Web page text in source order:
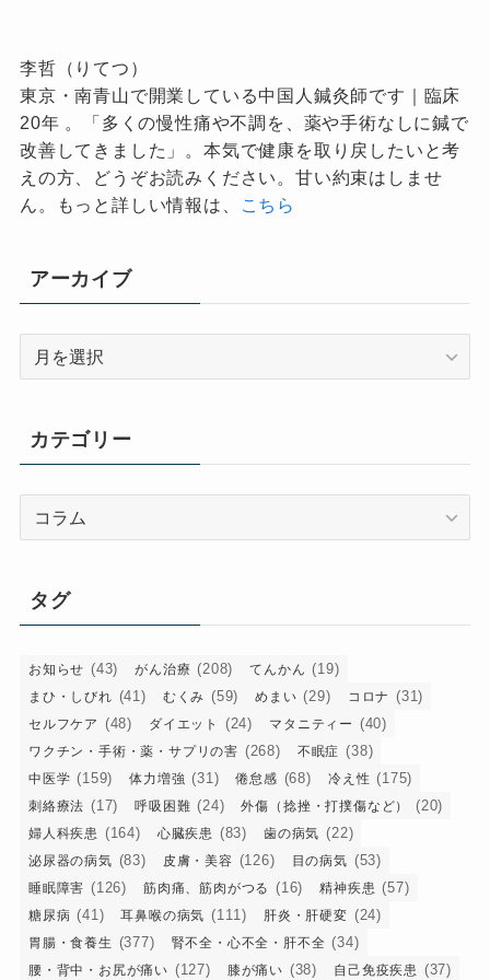
李哲（りてつ）
東京・南青山で開業している中国人鍼灸師です｜臨床
20年 。「多くの慢性痛や不調を、薬や手術なしに鍼で
改善してきました」。本気で健康を取り戻したいと考
えの方、どうぞお読みください。甘い約束はしませ
ん。もっと詳しい情報は、
こちら
アーカイブ
ブ
カテゴリー
ー
タグ
お知らせ (43) がん治療 (208) てんかん (19)
まひ・しびれ (41) むくみ (59) めまい (29) コロナ (31)
セルフケア (48) ダイエット (24) マタニティー (40)
ワクチン・手術・薬・サプリの害 (268) 不眠症 (38)
中医学 (159) 体力増強 (31) 倦怠感 (68) 冷え性 (175)
刺絡療法 (17) 呼吸困難 (24) 外傷（捻挫・打撲傷など） (20)
婦人科疾患 (164) 心臓疾患 (83) 歯の病気 (22)
泌尿器の病気 (83) 皮膚・美容 (126) 目の病気 (53)
睡眠障害 (126) 筋肉痛、筋肉がつる (16) 精神疾患 (57)
糖尿病 (41) 耳鼻喉の病気 (111) 肝炎・肝硬変 (24)
胃腸・食養生 (377) 腎不全・心不全・肝不全 (34)
腰・背中・お尻が痛い (127) 膝が痛い (38) 自己免疫疾患 (37)